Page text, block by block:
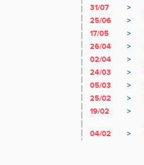
31/07
>
25/06
>
17/05
>
26/04
>
02/04
>
24/03
>
05/03
>
25/02
>
19/02
>
04/02
>